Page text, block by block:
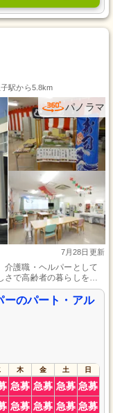
駅から5.8km
パノラマ
7月28日更新
介護職・ヘルパーとして
さで高齢者の暮らしを支
挑戦できます。通勤の利
機会に、ご家庭と両立し
ーのパート・アル
木 金 土 日
急募 急募 急募 急募
急募 急募 急募 急募